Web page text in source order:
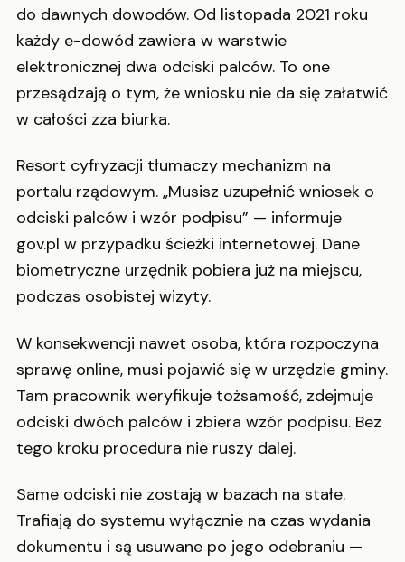
do dawnych dowodów. Od listopada 2021 roku
każdy e-dowód zawiera w warstwie
elektronicznej dwa odciski palców. To one
przesądzają o tym, że wniosku nie da się załatwić
w całości zza biurka.
Resort cyfryzacji tłumaczy mechanizm na
portalu rządowym. „Musisz uzupełnić wniosek o
odciski palców i wzór podpisu” — informuje
gov.pl w przypadku ścieżki internetowej. Dane
biometryczne urzędnik pobiera już na miejscu,
podczas osobistej wizyty.
W konsekwencji nawet osoba, która rozpoczyna
sprawę online, musi pojawić się w urzędzie gminy.
Tam pracownik weryfikuje tożsamość, zdejmuje
odciski dwóch palców i zbiera wzór podpisu. Bez
tego kroku procedura nie ruszy dalej.
Same odciski nie zostają w bazach na stałe.
Trafiają do systemu wyłącznie na czas wydania
dokumentu i są usuwane po jego odebraniu —